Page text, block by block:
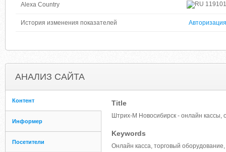
Alexa Country 119101
История изменения показателей Авторизация
АНАЛИЗ САЙТА
Контент
Информер
Посетители
Title
Штрих-М Новосибирск - онлайн кассы,
Keywords
Онлайн касса, торговый оборудование,